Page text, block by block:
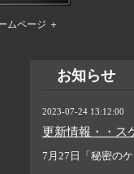
ムページ ＋
お知らせ
2023-07-24 13:12:00
更新情報・・ス
7月27日「秘密の